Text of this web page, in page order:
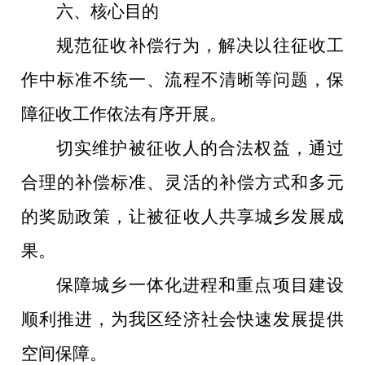
六、核心目的
规范征收补偿行为，解决以往征收工
作中标准不统一、流程不清晰等问题，保
障征收工作依法有序开展。
切实维护被征收人的合法权益，通过
合理的补偿标准、灵活的补偿方式和多元
的奖励政策，让被征收人共享城乡发展成
果。
保障城乡一体化进程和重点项目建设
顺利推进，为我区经济社会快速发展提供
空间保障。